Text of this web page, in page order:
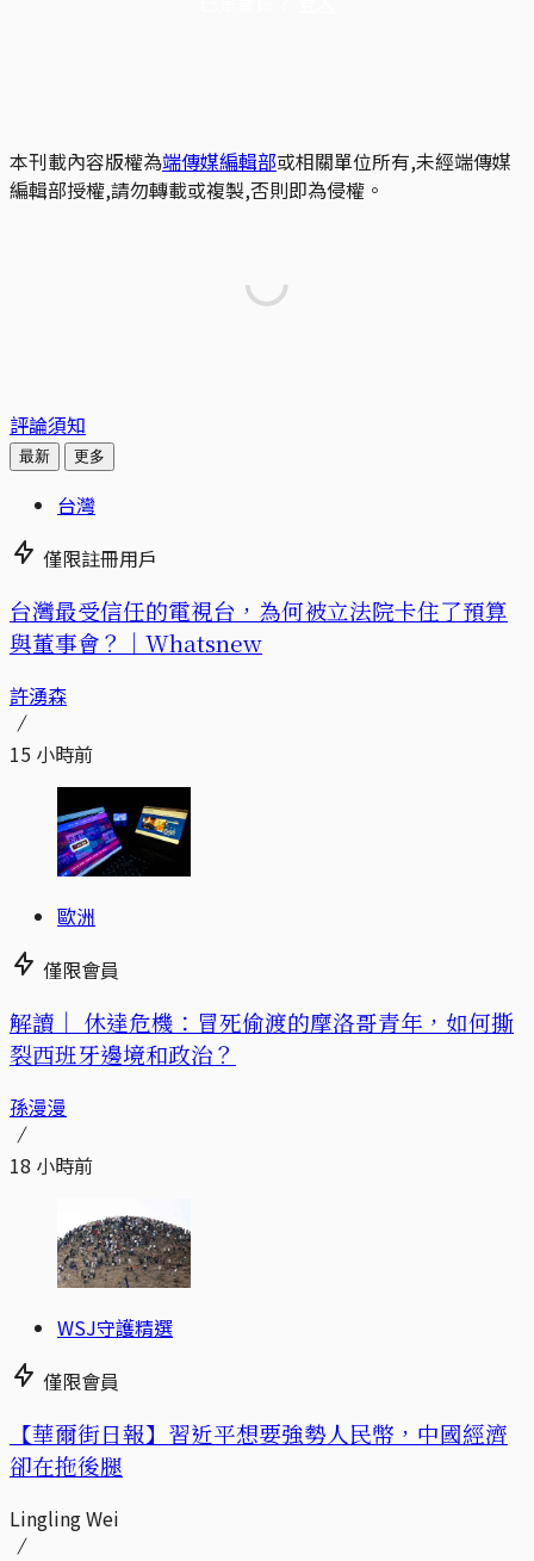
本刊載內容版權為端傳媒編輯部或相關單位所有,未經端傳媒
編輯部授權,請勿轉載或複製,否則即為侵權。
評論須知
最新 更多
台灣
僅限註冊用戶
台灣最受信任的電視台，為何被立法院卡住了預算
與董事會？｜Whatsnew
許湧森
15 小時前
歐洲
僅限會員
解讀｜ 休達危機：冒死偷渡的摩洛哥青年，如何撕
裂西班牙邊境和政治？
孫漫漫
18 小時前
WSJ守護精選
僅限會員
【華爾街日報】習近平想要強勢人民幣，中國經濟
卻在拖後腿
Lingling Wei